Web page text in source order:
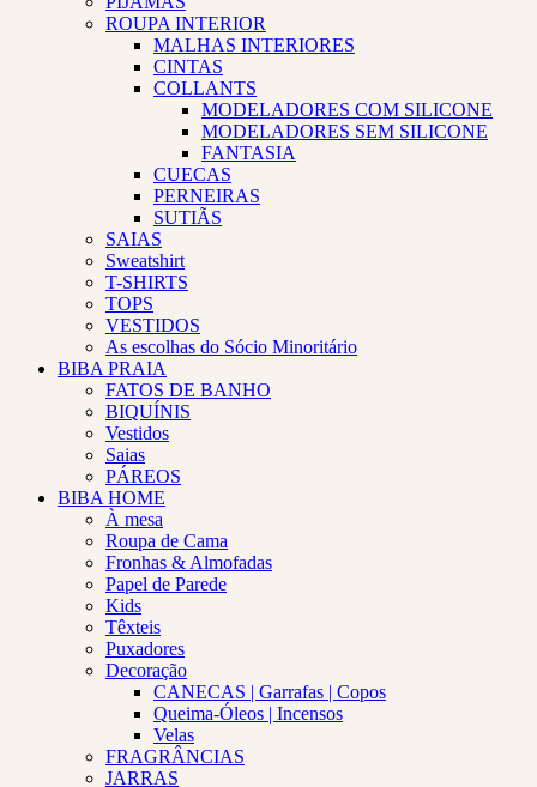
ROUPA INTERIOR
MALHAS INTERIORES
CINTAS
COLLANTS
MODELADORES COM SILICONE
MODELADORES SEM SILICONE
FANTASIA
CUECAS
PERNEIRAS
SUTIÃS
SAIAS
Sweatshirt
T-SHIRTS
TOPS
VESTIDOS
As escolhas do Sócio Minoritário
BIBA PRAIA
FATOS DE BANHO
BIQUÍNIS
Vestidos
Saias
PÁREOS
BIBA HOME
À mesa
Roupa de Cama
Fronhas & Almofadas
Papel de Parede
Kids
Têxteis
Puxadores
Decoração
CANECAS | Garrafas | Copos
Queima-Óleos | Incensos
Velas
FRAGRÂNCIAS
JARRAS